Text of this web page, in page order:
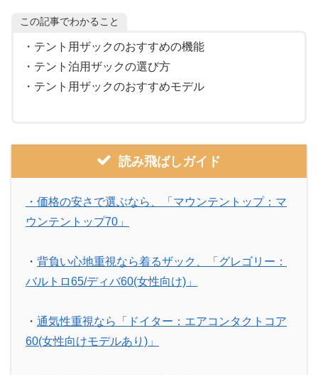
この記事でわかること
・テント用ザックのおすすめの機能
・テント泊用ザックの選び方
・テント用ザックのおすすめモデル
読み飛ばしガイド
・価格の安さで選ぶなら、「マウンテントップ：マ
ウンテントップ70」
・ 背負い心地重視なら着るザック、「グレゴリー：
バルトロ65/ディバ60(女性向け)」
・ 通気性重視なら「ドイター：エアコンタクトコア
60(女性向けモデルあり)」